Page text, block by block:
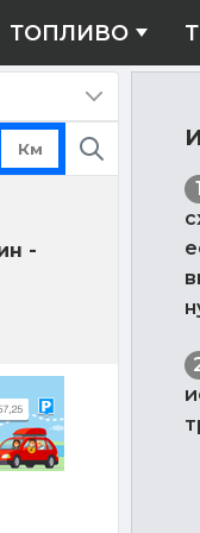
ТОПЛИВО
Скрыть
панель
Поиск
-